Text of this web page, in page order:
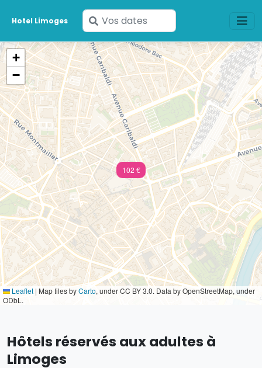
Hotel Limoges
Saisissez
vos
dates
102 €
+
−
Leaflet | Map tiles byCarto, under CC BY 3.0. Data by OpenStreetMap, under
ODbL.
Hôtels réservés aux adultes à
Limoges